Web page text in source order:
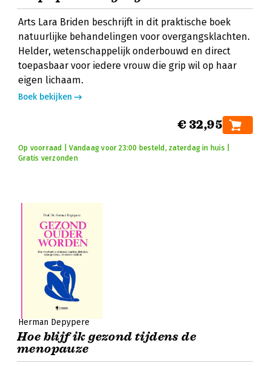
Arts Lara Briden beschrijft in dit praktische boek
natuurlijke behandelingen voor overgangsklachten.
Helder, wetenschappelijk onderbouwd en direct
toepasbaar voor iedere vrouw die grip wil op haar
eigen lichaam.
Boek bekijken
€ 32,95
Op voorraad | Vandaag voor 23:00 besteld, zaterdag in huis |
Gratis verzonden
Herman Depypere
Hoe blijf ik gezond tijdens de
menopauze